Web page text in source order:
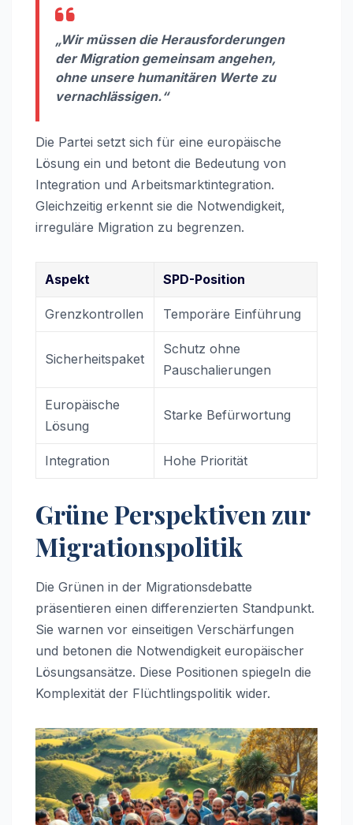
„Wir müssen die Herausforderungen
der Migration gemeinsam angehen,
ohne unsere humanitären Werte zu
vernachlässigen.“
Die Partei setzt sich für eine europäische
Lösung ein und betont die Bedeutung von
Integration und Arbeitsmarktintegration.
Gleichzeitig erkennt sie die Notwendigkeit,
irreguläre Migration zu begrenzen.
Aspekt SPD-Position
Grenzkontrollen Temporäre Einführung
Sicherheitspaket
Schutz ohne
Pauschalierungen
Europäische
Lösung
Starke Befürwortung
Integration Hohe Priorität
Grüne Perspektiven zur
Migrationspolitik
Die Grünen in der Migrationsdebatte
präsentieren einen differenzierten Standpunkt.
Sie warnen vor einseitigen Verschärfungen
und betonen die Notwendigkeit europäischer
Lösungsansätze. Diese Positionen spiegeln die
Komplexität der Flüchtlingspolitik wider.